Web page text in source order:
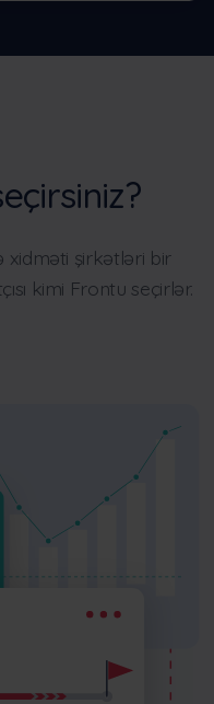
xidməti şirkətləri bir
kimi Frontu seçirlər.